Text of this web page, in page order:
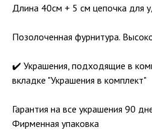
Длина 40см + 5 см цепочка для
Позолоченная фурнитура.
✔️ Украшения, подходящие в
вкладке "Украшения в комплект"
Гарантия на все украшения 90
Фирменная упаковка